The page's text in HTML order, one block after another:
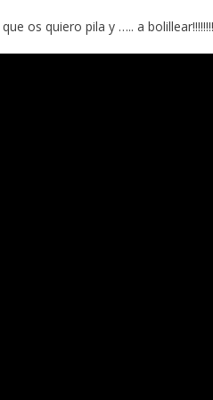
os quiero pila y ….. a